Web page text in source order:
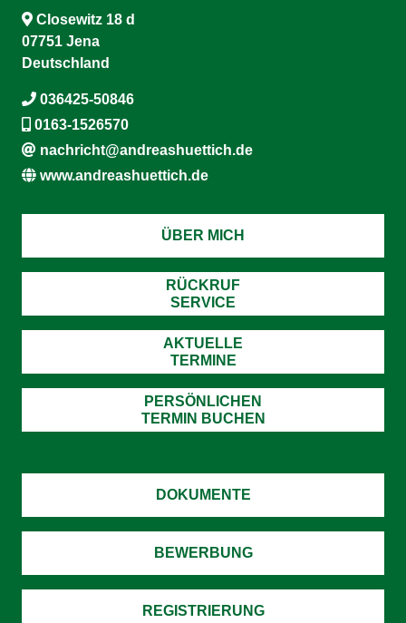
Closewitz 18 d
07751 Jena
Deutschland
036425-50846
0163-1526570
nachricht@andreashuettich.de
www.andreashuettich.de
ÜBER MICH
RÜCKRUF
SERVICE
AKTUELLE
TERMINE
PERSÖNLICHEN
TERMIN BUCHEN
DOKUMENTE
BEWERBUNG
REGISTRIERUNG